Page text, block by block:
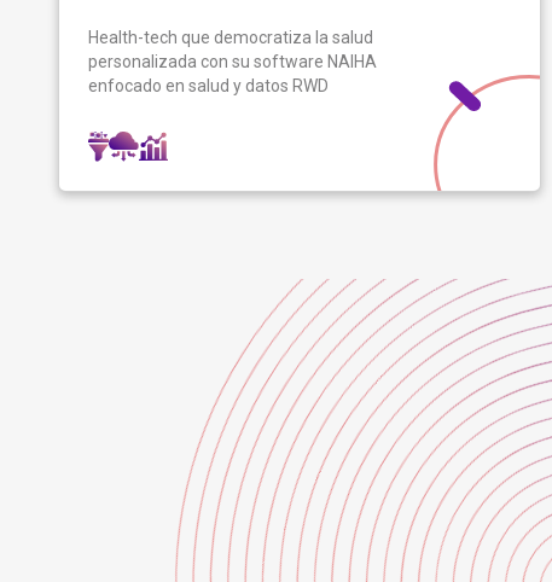
Health-tech que democratiza la salud
personalizada con su software NAIHA
enfocado en salud y datos RWD